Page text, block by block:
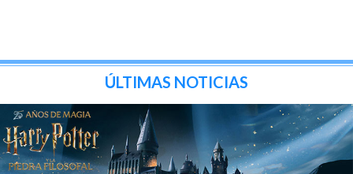
ÚLTIMAS NOTICIAS